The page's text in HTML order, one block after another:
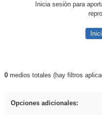
Inicia sesión para
Resultados de:
0medios totales (hay filtros
Opciones adicionales: